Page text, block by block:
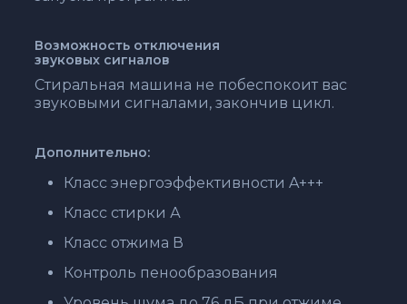
Возможность отключения
звуковых сигналов
Стиральная машина не побеспокоит вас
звуковыми сигналами, закончив цикл.
Дополнительно:
Класс энергоэффективности A+++
Класс стирки А
Класс отжима В
Контроль пенообразования